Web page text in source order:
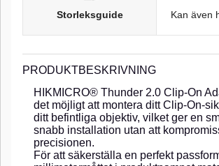
Storleksguide Kan även
PRODUKTBESKRIVNING
HIKMICRO® Thunder 2.0 Clip-On
det möjligt att montera ditt Clip-On-
ditt befintliga objektiv, vilket ger en
snabb installation utan att
precisionen.
För att säkerställa en perfekt